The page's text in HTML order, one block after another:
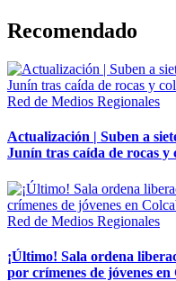
Recomendado
Red de Medios Regionales
Actualización | Suben a
Junín tras caída de rocas y
Red de Medios Regionales
¡Último! Sala ordena
por crímenes de jóvenes en